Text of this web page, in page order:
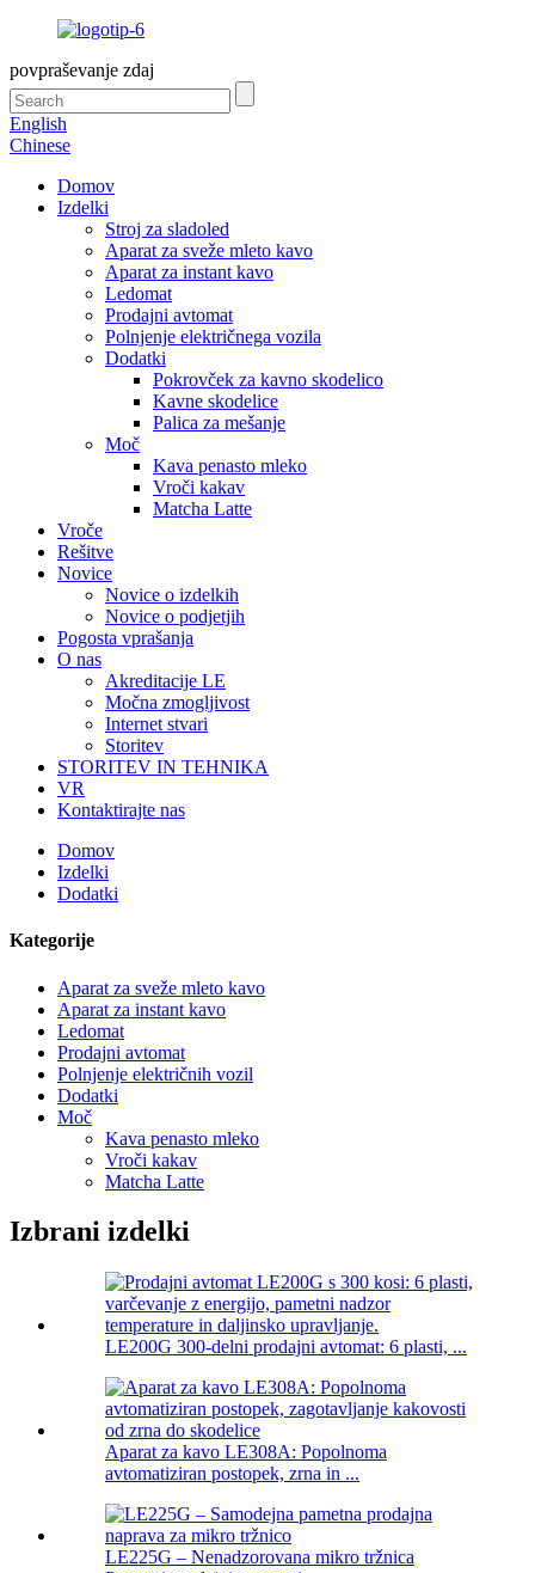
povpraševanje zdaj
English
Chinese
Domov
Izdelki
Stroj za sladoled
Aparat za sveže mleto kavo
Aparat za instant kavo
Ledomat
Prodajni avtomat
Polnjenje električnega vozila
Dodatki
Pokrovček za kavno skodelico
Kavne skodelice
Palica za mešanje
Moč
Kava penasto mleko
Vroči kakav
Matcha Latte
Vroče
Rešitve
Novice
Novice o izdelkih
Novice o podjetjih
Pogosta vprašanja
O nas
Akreditacije LE
Močna zmogljivost
Internet stvari
Storitev
STORITEV IN TEHNIKA
VR
Kontaktirajte nas
Domov
Izdelki
Dodatki
Kategorije
Aparat za sveže mleto kavo
Aparat za instant kavo
Ledomat
Prodajni avtomat
Polnjenje električnih vozil
Dodatki
Moč
Kava penasto mleko
Vroči kakav
Matcha Latte
Izbrani izdelki
LE200G 300-delni prodajni avtomat: 6 plasti, ...
Aparat za kavo LE308A: Popolnoma
avtomatiziran postopek, zrna in ...
LE225G – Nenadzorovana mikro tržnica